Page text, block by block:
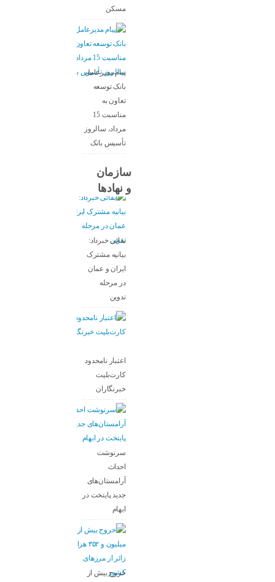
مسکن
پیام مدیرعامل
بانک توسعه
تعاون به
مناسبت 15
مرداد، سالروز
تأسیس بانک
سازمان
و نهادها
بقائی خبرداد:
بیانیه مشترک
ایران و عمان
در مرحله
تدوین
اعتبار نامحدود
کارت‌بلیت
خبرنگاران
سرنوشت
احداث
آرامستان‌های
جدید پایتخت در
ابهام
خروج بیش از